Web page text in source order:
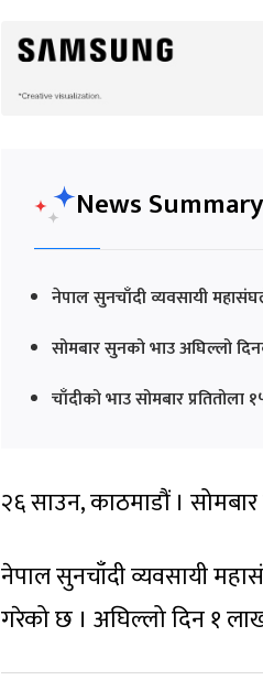
News Summary
नेपाल सुनचाँदी व्यवसायी
सोमबार सुनको भाउ अघिल्लो
चाँदीको भाउ सोमबार
२६ साउन, काठमाडौं ।
नेपाल सुनचाँदी व्यवसायी
गरेको छ । अघिल्लो दिन १